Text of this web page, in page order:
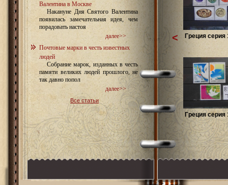
Валентина в Москве
Накануне Дня Святого Валентина
появилась замечательная идея, чем
порадовать настоя
далее>>
Почтовые марки в честь известных
людей
Собрание марок, изданных в честь
памяти великих людей прошлого, не
так давно попол
далее>>
Все статьи
Греция серия
Греция серия
<